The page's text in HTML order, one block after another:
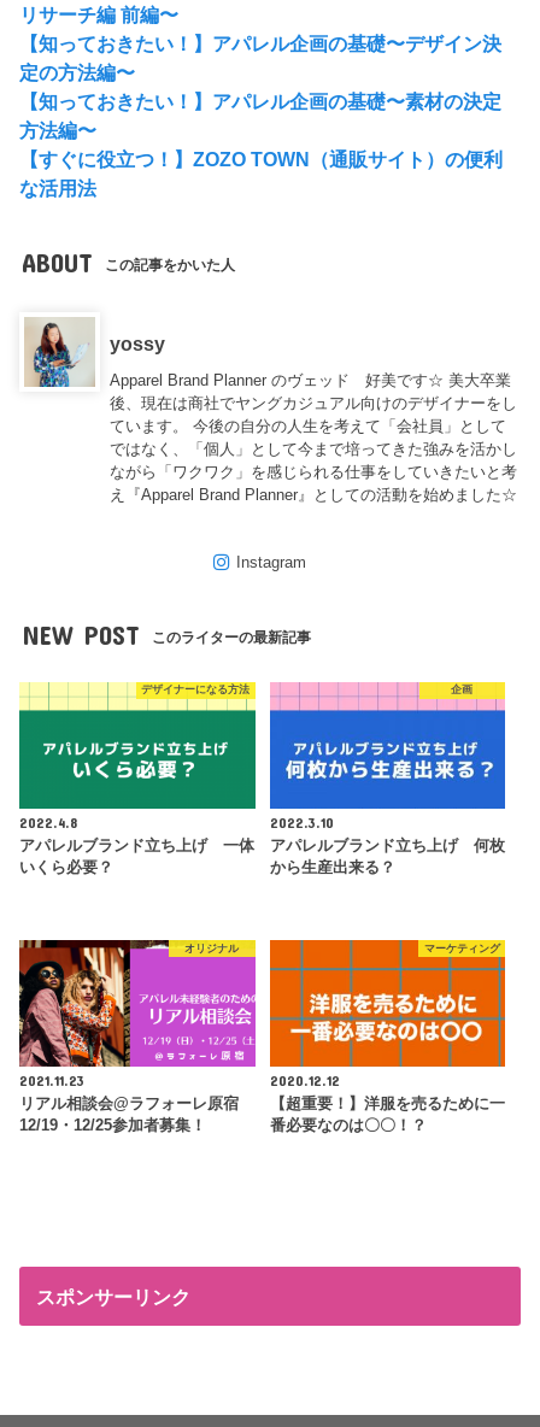
リサーチ編 前編〜
【知っておきたい！】アパレル企画の基礎〜デザイン決
定の方法編〜
【知っておきたい！】アパレル企画の基礎〜素材の決定
方法編〜
【すぐに役立つ！】ZOZO TOWN（通販サイト）の便利
な活用法
ABOUT この記事をかいた人
yossy
Apparel Brand Planner のヴェッド 好美です☆ 美大卒業
後、現在は商社でヤングカジュアル向けのデザイナーをし
ています。 今後の自分の人生を考えて「会社員」として
ではなく、「個人」として今まで培ってきた強みを活かし
ながら「ワクワク」を感じられる仕事をしていきたいと考
え『Apparel Brand Planner』としての活動を始めました☆
Instagram
NEW POST このライターの最新記事
デザイナーになる方法
2022.4.8
アパレルブランド立ち上げ 一体
いくら必要？
企画
2022.3.10
アパレルブランド立ち上げ 何枚
から生産出来る？
オリジナル
2021.11.23
リアル相談会@ラフォーレ原宿
12/19・12/25参加者募集！
マーケティング
2020.12.12
【超重要！】洋服を売るために一
番必要なのは〇〇！？
スポンサーリンク